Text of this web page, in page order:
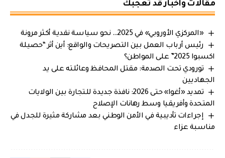
مقالات وأخبار قد تعجبك
«المركزي الأوروبي» في 2025… نحو سياسة نقدية أكثر مرونة
رئيس أرباب العمل بين التصريحات والواقع: أين أثر “حصيلة
اكسبوا 2025” على المواطن؟
تورودي تحت الصدمة: مقتل المحافظ وعائلته على يد
الجهاديين
تمديد «أغوا» حتى 2026: نافذة جديدة للتجارة بين الولايات
المتحدة وأفريقيا وسط رهانات الإصلاح
إجراءات تأديبية في الأمن الوطني بعد مشاركة مثيرة للجدل في
مناسبة عزاء